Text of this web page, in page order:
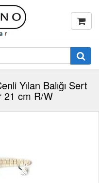
Yılan Balığı Sert
21 cm R/W